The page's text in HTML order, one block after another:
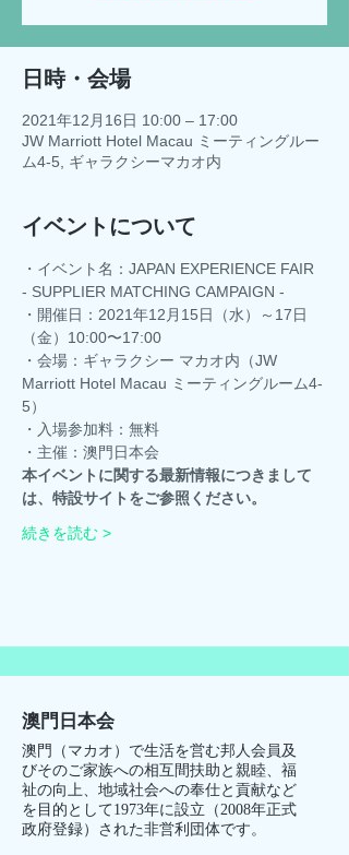
日時・会場
2021年12月16日 10:00 – 17:00
JW Marriott Hotel Macau ミーティングルー
ム4-5, ギャラクシーマカオ内
イベントについて
・イベント名：JAPAN EXPERIENCE FAIR
- SUPPLIER MATCHING CAMPAIGN -
・開催日：2021年12月15日（水）～17日
（金）10:00〜17:00
・会場：ギャラクシー マカオ内（JW
Marriott Hotel Macau ミーティングルーム4-
5）
・入場参加料：無料
・主催：澳門日本会
本イベントに関する最新情報につきまして
は、特設サイトをご参照ください。
続きを読む >
澳門日本会
澳門（マカオ）で生活を営む邦人会員及
びそのご家族への相互間扶助と親睦、福
祉の向上、地域社会への奉仕と貢献など
を目的として1973年に設立（2008年正式
政府登録）された非営利団体です。